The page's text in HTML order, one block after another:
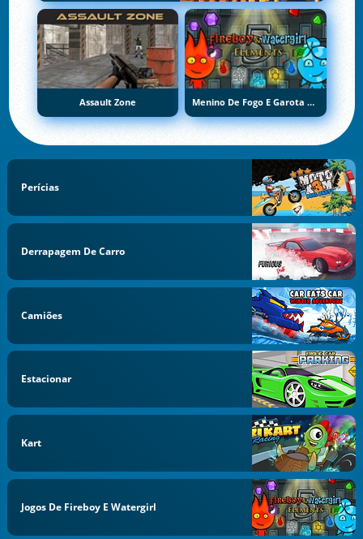
Assault Zone Menino De Fogo E Garota De Água 5: Elementos
Perícias
Derrapagem De Carro
Camiões
Estacionar
Kart
Jogos De Fireboy E Watergirl